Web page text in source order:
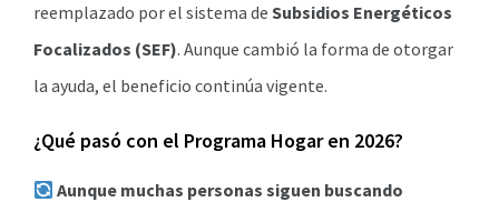
reemplazado por el sistema de Subsidios Energéticos
Focalizados (SEF). Aunque cambió la forma de otorgar
la ayuda, el beneficio continúa vigente.
¿Qué pasó con el Programa Hogar en 2026?
Aunque muchas personas siguen buscando